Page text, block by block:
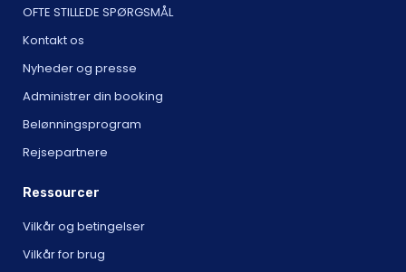
OFTE STILLEDE SPØRGSMÅL
Kontakt os
Nyheder og presse
Administrer din booking
Belønningsprogram
Rejsepartnere
Ressourcer
Vilkår og betingelser
Vilkår for brug